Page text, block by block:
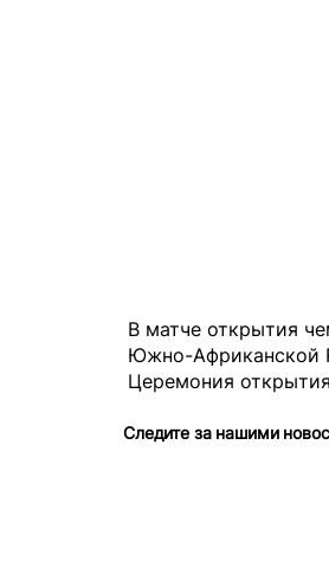
В матче открытия
Южно-Африканской
Церемония
Следите за нашими